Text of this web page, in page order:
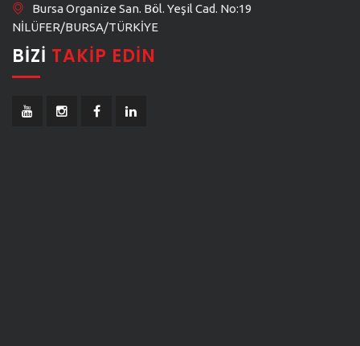
Bursa Organize San. Böl. Yeşil Cad. No:19
NİLÜFER/BURSA/TÜRKİYE
BIZI TAKIP EDIN